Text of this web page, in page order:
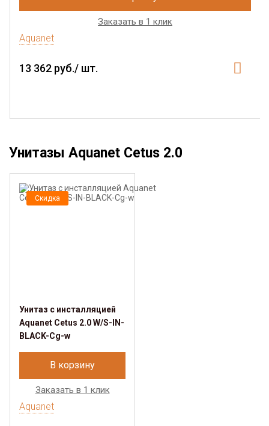
Заказать в 1 клик
Aquanet
13 362 руб./ шт.
Унитазы Aquanet Cetus 2.0
Скидка
Унитаз с инсталляцией
Aquanet Cetus 2.0 W/S-IN-
BLACK-Cg-w
В корзину
Заказать в 1 клик
Aquanet